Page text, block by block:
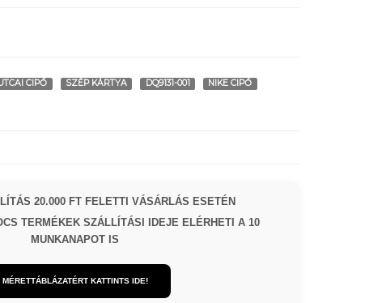
CIPŐ SZÉP KÁRTYA DQ9131-001
NIKE CIPŐ
20.000 FT FELETTI VÁSÁRLÁS ESETÉN
TERMÉKEK SZÁLLÍTÁSI IDEJE ELÉRHETI A 10
MUNKANAPOT IS
MÉRETTÁBLÁZATÉRT KATTINTS IDE!